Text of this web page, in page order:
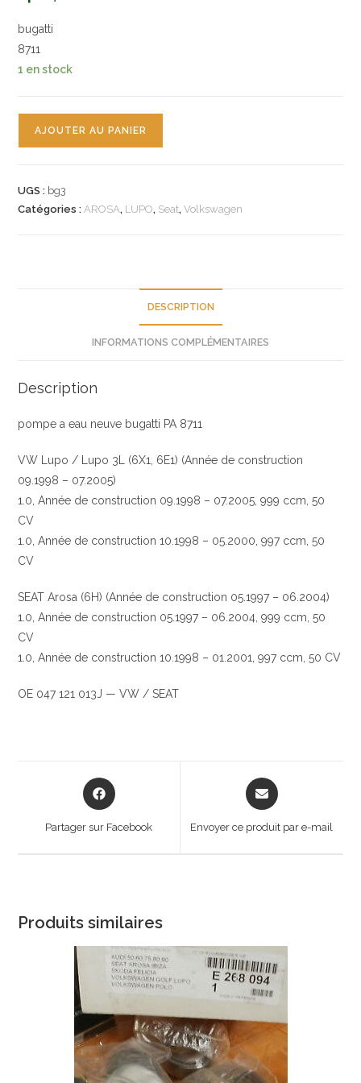
bugatti
8711
1 en stock
AJOUTER AU PANIER
UGS : bg3
Catégories :AROSA, LUPO, Seat,Volkswagen
DESCRIPTION
INFORMATIONS COMPLÉMENTAIRES
Description
pompe a eau neuve bugatti PA 8711
VW Lupo / Lupo 3L (6X1, 6E1) (Année de construction
09.1998 – 07.2005)
1.0, Année de construction 09.1998 – 07.2005, 999 ccm, 50
CV
1.0, Année de construction 10.1998 – 05.2000, 997 ccm, 50
CV
SEAT Arosa (6H) (Année de construction 05.1997 – 06.2004)
1.0, Année de construction 05.1997 – 06.2004, 999 ccm, 50
CV
1.0, Année de construction 10.1998 – 01.2001, 997 ccm, 50 CV
OE 047 121 013J — VW / SEAT
Opens
in
Partager sur Facebook
Opens
in
new
Envoyer ce produit par e-mail
Produits similaires